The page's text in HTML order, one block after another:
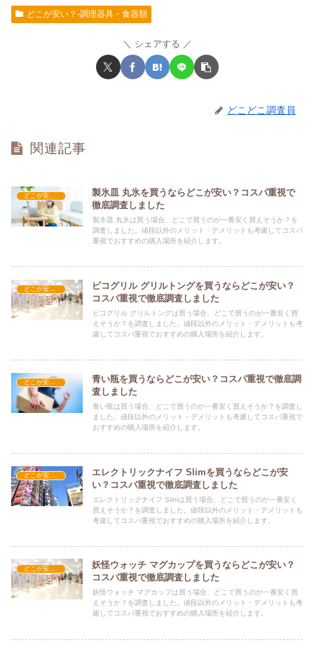
どこが安い？-調理器具・食器類
シェアする
どこどこ調査員
関連記事
製氷皿 丸氷を買うならどこが安い？コスパ重視で
徹底調査しました
製氷皿 丸氷は買う場合、どこで買うのが一番安く買えそうか？を
調査しました。値段以外のメリット・デメリットも考慮してコスパ
重視でおすすめの購入場所を紹介します。
ピコグリル グリルトングを買うならどこが安い？
コスパ重視で徹底調査しました
ピコグリル グリルトングは買う場合、どこで買うのが一番安く買
えそうか？を調査しました。値段以外のメリット・デメリットも考
慮してコスパ重視でおすすめの購入場所を紹介します。
青い瓶を買うならどこが安い？コスパ重視で徹底調
査しました
青い瓶は買う場合、どこで買うのが一番安く買えそうか？を調査し
ました。値段以外のメリット・デメリットも考慮してコスパ重視で
おすすめの購入場所を紹介します。
エレクトリックナイフ Slimを買うならどこが安
い？コスパ重視で徹底調査しました
エレクトリックナイフ Slimは買う場合、どこで買うのが一番安く
買えそうか？を調査しました。値段以外のメリット・デメリットも
考慮してコスパ重視でおすすめの購入場所を紹介します。
妖怪ウォッチ マグカップを買うならどこが安い？
コスパ重視で徹底調査しました
妖怪ウォッチ マグカップは買う場合、どこで買うのが一番安く買
えそうか？を調査しました。値段以外のメリット・デメリットも考
慮してコスパ重視でおすすめの購入場所を紹介します。